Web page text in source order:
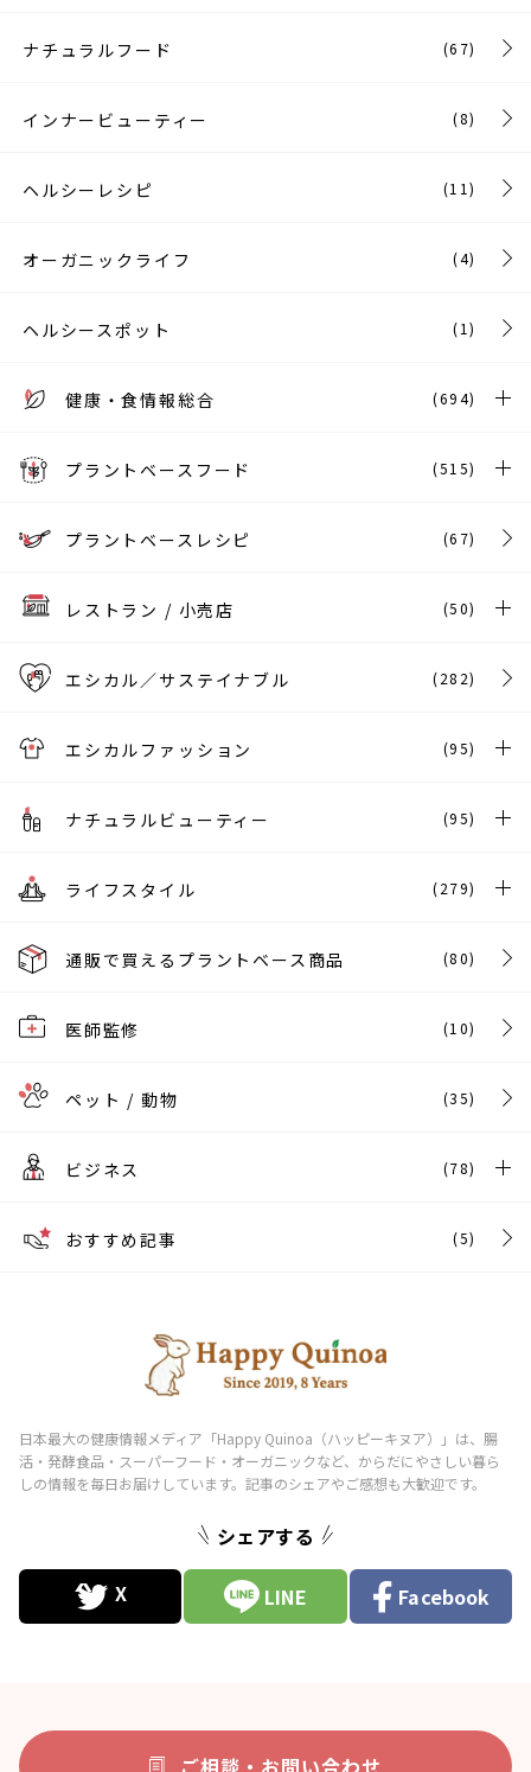
ナチュラルフード (67)
インナービューティー (8)
ヘルシーレシピ (11)
オーガニックライフ (4)
ヘルシースポット (1)
健康・食情報総合 (694)
プラントベースフード (515)
プラントベースレシピ (67)
レストラン / 小売店 (50)
エシカル／サステイナブル (282)
エシカルファッション (95)
ナチュラルビューティー (95)
ライフスタイル (279)
通販で買えるプラントベース商品 (80)
医師監修 (10)
ペット / 動物 (35)
ビジネス (78)
おすすめ記事 (5)
シェアする
LINE Facebook